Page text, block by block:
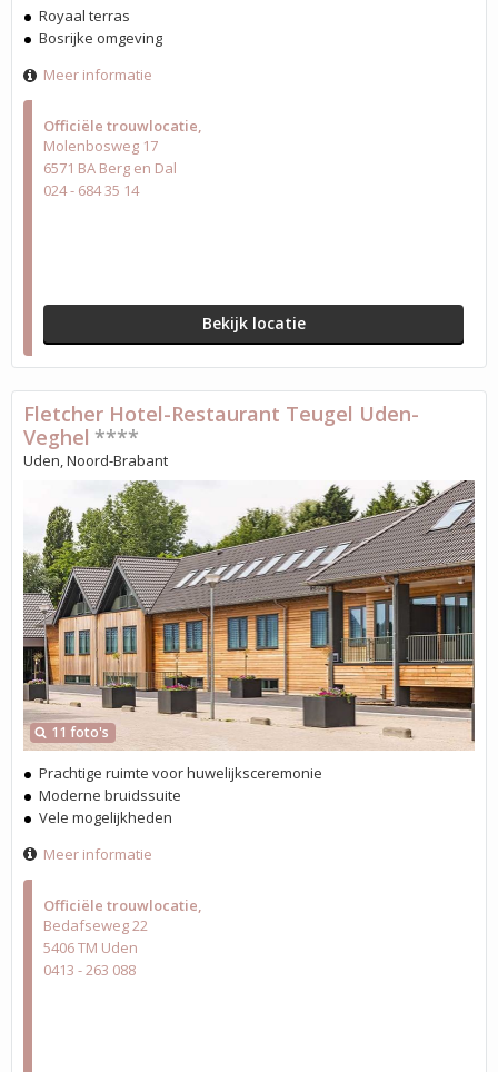
Officiële trouwlocatie
Molenbosweg 17
6571 BA Berg en Dal
024 - 684 35 14
Bekijk locatie
Royaal terras
Bosrijke omgeving
Meer informatie
Officiële trouwlocatie
Bedafseweg 22
5406 TM Uden
0413 - 263 088
11 foto's
Fletcher Hotel-Restaurant Teugel Uden-
Veghel ****
Uden, Noord-Brabant
Prachtige ruimte voor huwelijksceremonie
Moderne bruidssuite
Vele mogelijkheden
Meer informatie